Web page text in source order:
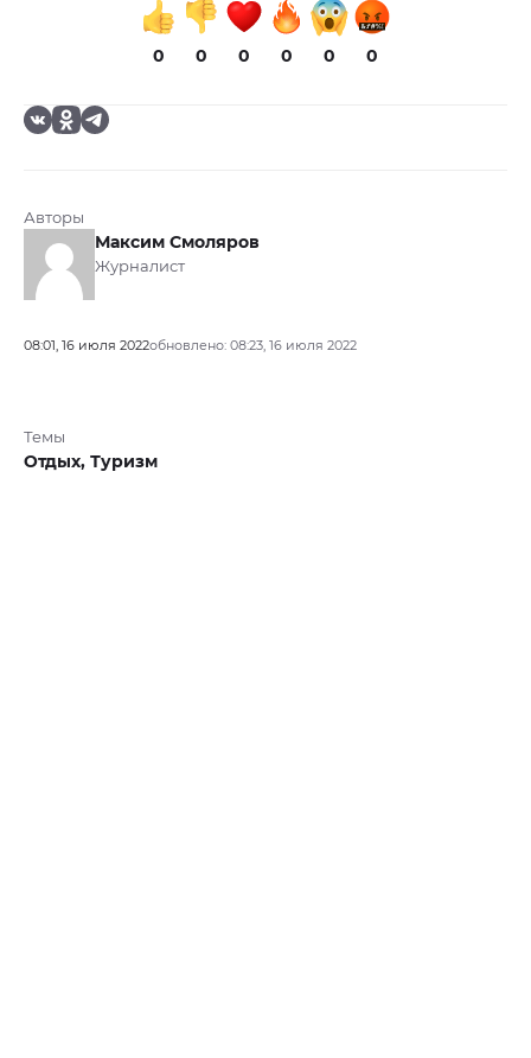
0 0 0 0 0 0
Авторы
Максим Смоляров
Журналист
08:01, 16 июля 2022обновлено: 08:23, 16 июля 2022
Темы
Отдых, Туризм